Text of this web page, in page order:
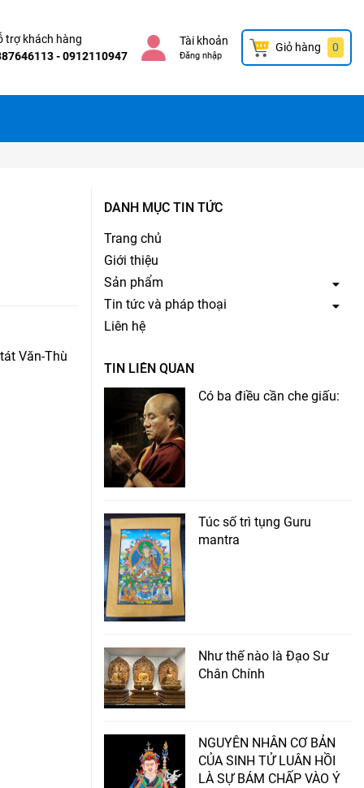
trợ khách hàng
- 0912110947
Tài khoản
Đăng nhập
Giỏ hàng 0
Văn-Thù
DANH MỤC TIN TỨC
Trang chủ
Giới thiệu
Sản phẩm
Tin tức và pháp thoại
Liên hệ
TIN LIÊN QUAN
Có ba điều cần che giấu:
Túc số trì tụng Guru
mantra
Như thế nào là Đạo Sư
Chân Chính
NGUYÊN NHÂN CƠ BẢN
CỦA SINH TỬ LUÂN HỒI
LÀ SỰ BÁM CHẤP VÀO Ý